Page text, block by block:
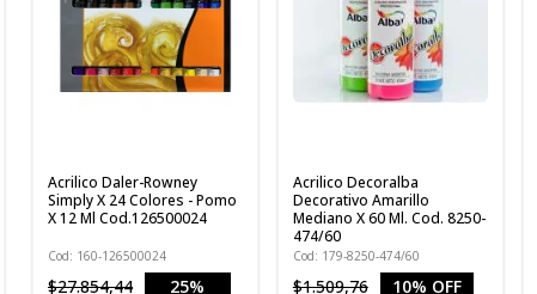
Acrilico Daler-Rowney
Simply X 24 Colores - Pomo
X 12 Ml Cod.126500024
Cod: 160-126500024
$27.854,44
25%
Acrilico Decoralba
Decorativo Amarillo
Mediano X 60 Ml. Cod. 8250-
474/60
Cod: 179-8250-474/60
$1.509,76 10% OFF